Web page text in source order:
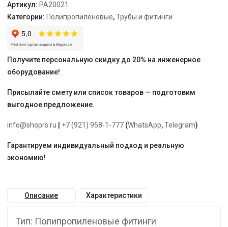
1.1/2",
бел.
"PRO
AQUA"
Артикул: PA20021
Категории: Полипропиленовые,Трубы и фитинги
Получите персональную скидку до 20% на инженерное
оборудование!
Присылайте смету или список товаров — подготовим
выгодное предложение.
info@shoprs.ru +7 (921) 958-1-777 (WhatsApp,Telegram)
Гарантируем индивидуальный подход и реальную
экономию!
Описание Характеристики
Тип: Полипропиленовые фитинги